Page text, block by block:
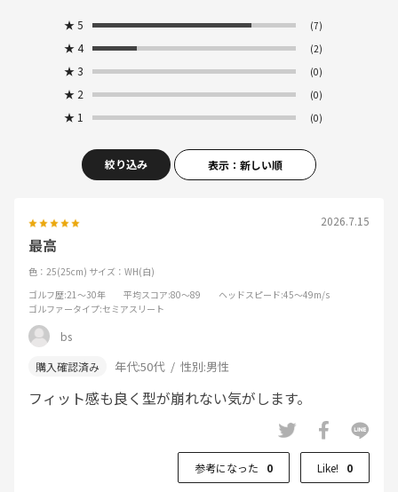
★ 5 (7)
★ 4 (2)
★ 3 (0)
★ 2 (0)
★ 1 (0)
絞り込み 表示：新しい順
2026.7.15
最高
色：25(25cm) サイズ：WH(白)
ゴルフ歴:21～30年 平均スコア:80～89 ヘッドスピード:45～49m/s
ゴルファータイプ:セミアスリート
bs
年代:50代 性別:男性
フィット感も良く型が崩れない気がします。
参考になった 0 Like! 0